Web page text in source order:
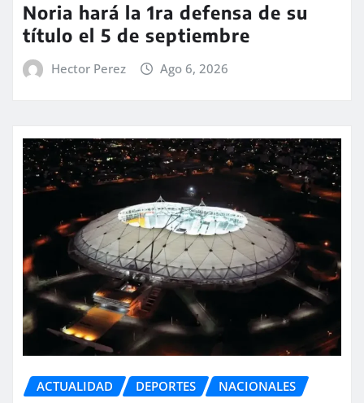
Noria hará la 1ra defensa de su
título el 5 de septiembre
Hector Perez Ago 6, 2026
ACTUALIDAD DEPORTES NACIONALES